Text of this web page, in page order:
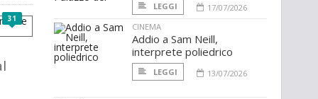
31
LEGGI
17/07/2026
CINEMA
Addio a Sam Neill,
interprete poliedrico
LEGGI 13/07/2026